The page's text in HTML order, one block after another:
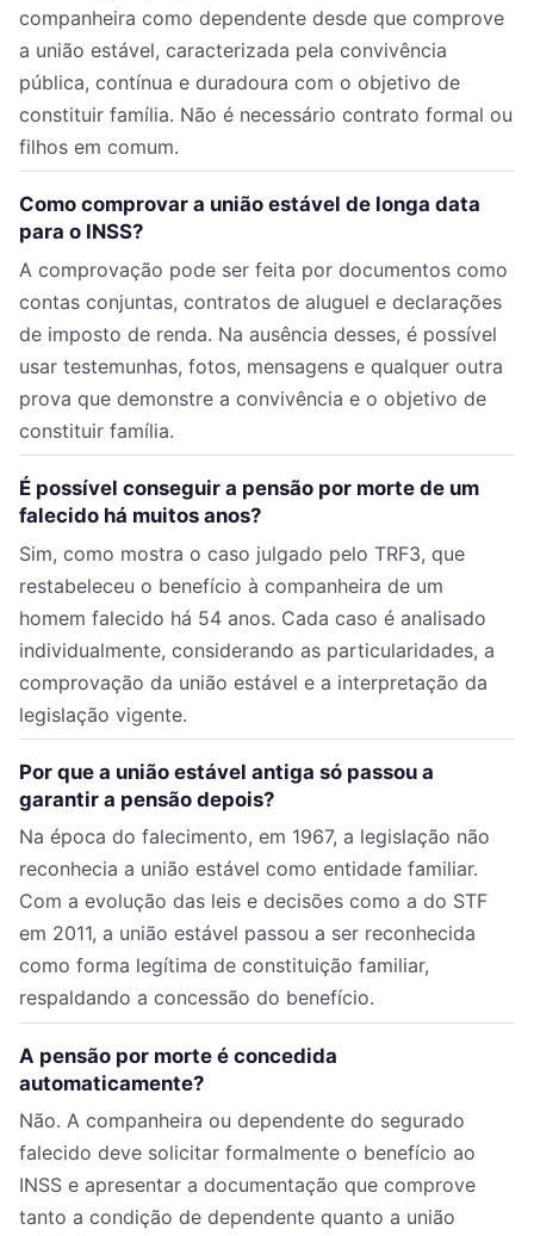
companheira como dependente desde que comprove
a união estável, caracterizada pela convivência
pública, contínua e duradoura com o objetivo de
constituir família. Não é necessário contrato formal ou
filhos em comum.
Como comprovar a união estável de longa data
para o INSS?
A comprovação pode ser feita por documentos como
contas conjuntas, contratos de aluguel e declarações
de imposto de renda. Na ausência desses, é possível
usar testemunhas, fotos, mensagens e qualquer outra
prova que demonstre a convivência e o objetivo de
constituir família.
É possível conseguir a pensão por morte de um
falecido há muitos anos?
Sim, como mostra o caso julgado pelo TRF3, que
restabeleceu o benefício à companheira de um
homem falecido há 54 anos. Cada caso é analisado
individualmente, considerando as particularidades, a
comprovação da união estável e a interpretação da
legislação vigente.
Por que a união estável antiga só passou a
garantir a pensão depois?
Na época do falecimento, em 1967, a legislação não
reconhecia a união estável como entidade familiar.
Com a evolução das leis e decisões como a do STF
em 2011, a união estável passou a ser reconhecida
como forma legítima de constituição familiar,
respaldando a concessão do benefício.
A pensão por morte é concedida
automaticamente?
Não. A companheira ou dependente do segurado
falecido deve solicitar formalmente o benefício ao
INSS e apresentar a documentação que comprove
tanto a condição de dependente quanto a união